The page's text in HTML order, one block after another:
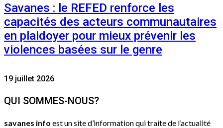
Savanes : le REFED renforce les
capacités des acteurs communautaires
en plaidoyer pour mieux prévenir les
violences basées sur le genre
19 juillet 2026
QUI SOMMES-NOUS?
savanes info est un site d’information qui traite de l’actualité